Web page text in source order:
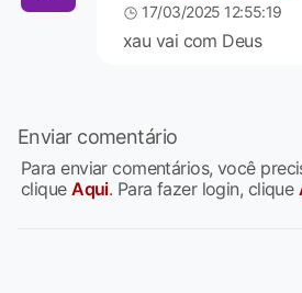
17/03/2025 12:55:19
xau vai com Deus
Enviar comentário
Para enviar comentários, você
cliqueAqui. Para fazer login, clique